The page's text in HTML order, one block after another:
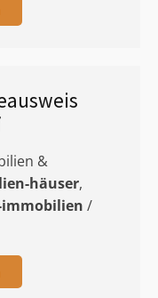
&
häuser,
immobilien /